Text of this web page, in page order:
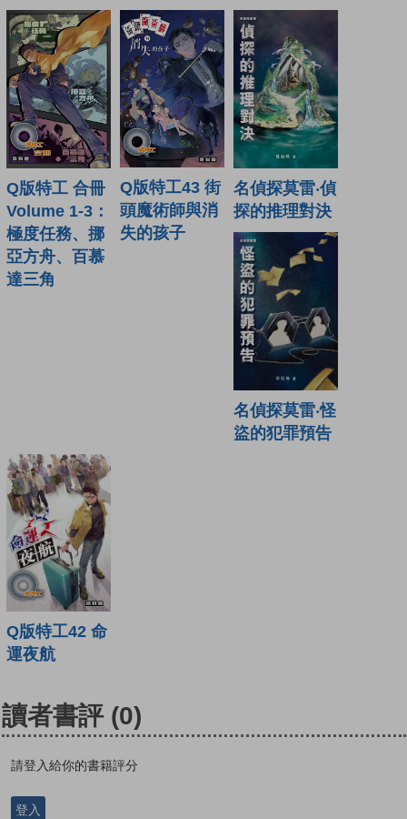
Q版特工 合冊
Volume 1-3：
極度任務、挪
亞方舟、百慕
達三角
Q版特工43 街
頭魔術師與消
失的孩子
名偵探莫雷‧偵
探的推理對決
名偵探莫雷‧怪
盜的犯罪預告
Q版特工42 命
運夜航
讀者書評 (0)
請登入給你的書籍評分
登入